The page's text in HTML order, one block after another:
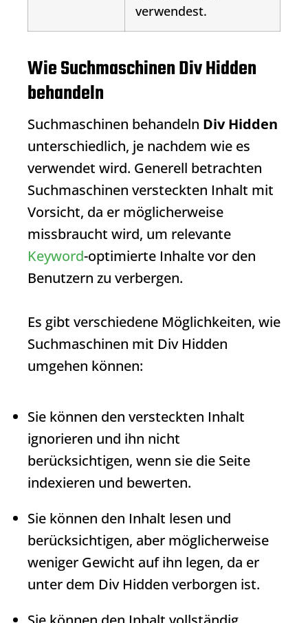
verwendest.
Wie Suchmaschinen Div Hidden
behandeln
Suchmaschinen behandeln Div Hidden
unterschiedlich, je nachdem wie es
verwendet wird. Generell betrachten
Suchmaschinen versteckten Inhalt mit
Vorsicht, da er möglicherweise
missbraucht wird, um relevante
Keyword-optimierte Inhalte vor den
Benutzern zu verbergen.
Es gibt verschiedene Möglichkeiten, wie
Suchmaschinen mit Div Hidden
umgehen können:
Sie können den versteckten Inhalt
ignorieren und ihn nicht
berücksichtigen, wenn sie die Seite
indexieren und bewerten.
Sie können den Inhalt lesen und
berücksichtigen, aber möglicherweise
weniger Gewicht auf ihn legen, da er
unter dem Div Hidden verborgen ist.